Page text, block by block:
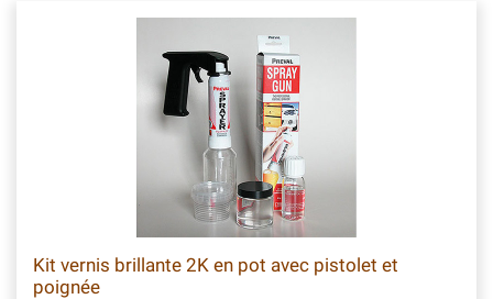
Kit vernis brillante 2K en pot avec pistolet et
poignée